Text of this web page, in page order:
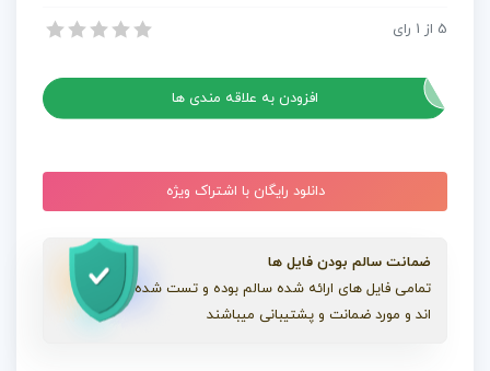
پروژه افترافکت قالب های غذای اینستاگرام
5 از 1 رای
افزودن به علاقه مندی ها
دانلود رایگان با اشتراک ویژه
ضمانت سالم بودن فایل ها
تمامی فایل های ارائه شده سالم بوده و تست شده
اند و مورد ضمانت و پشتیبانی میباشند